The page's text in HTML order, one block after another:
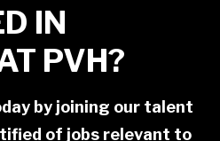
IN
PVH?
by joining our talent
of jobs relevant to